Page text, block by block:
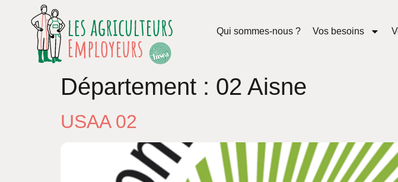
Qui sommes-nous ? Vos besoins
Département : 02 Aisne
USAA 02